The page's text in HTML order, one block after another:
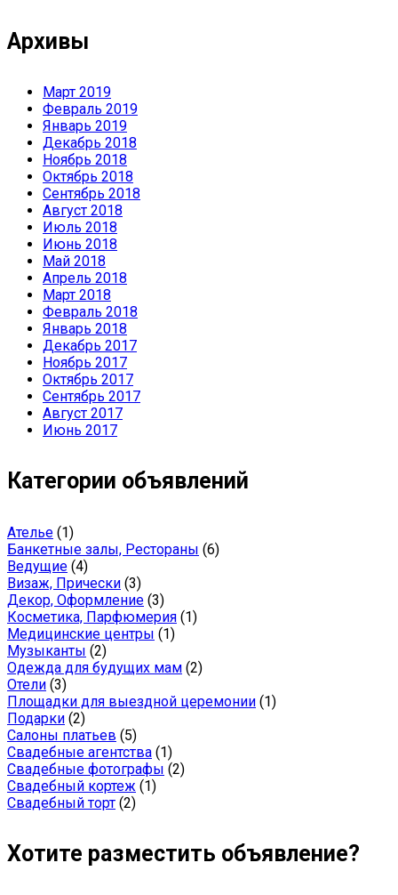
Архивы
Март 2019
Февраль 2019
Январь 2019
Декабрь 2018
Ноябрь 2018
Октябрь 2018
Сентябрь 2018
Август 2018
Июль 2018
Июнь 2018
Май 2018
Апрель 2018
Март 2018
Февраль 2018
Январь 2018
Декабрь 2017
Ноябрь 2017
Октябрь 2017
Сентябрь 2017
Август 2017
Июнь 2017
Категории объявлений
Ателье (1)
Банкетные залы, Рестораны (6)
Ведущие (4)
Визаж, Прически (3)
Декор, Оформление (3)
Косметика, Парфюмерия (1)
Медицинские центры (1)
Музыканты (2)
Одежда для будущих мам (2)
Отели (3)
Площадки для выездной церемонии (1)
Подарки (2)
Салоны платьев (5)
Свадебные агентства (1)
Свадебные фотографы (2)
Свадебный кортеж (1)
Свадебный торт (2)
Хотите разместить объявление?